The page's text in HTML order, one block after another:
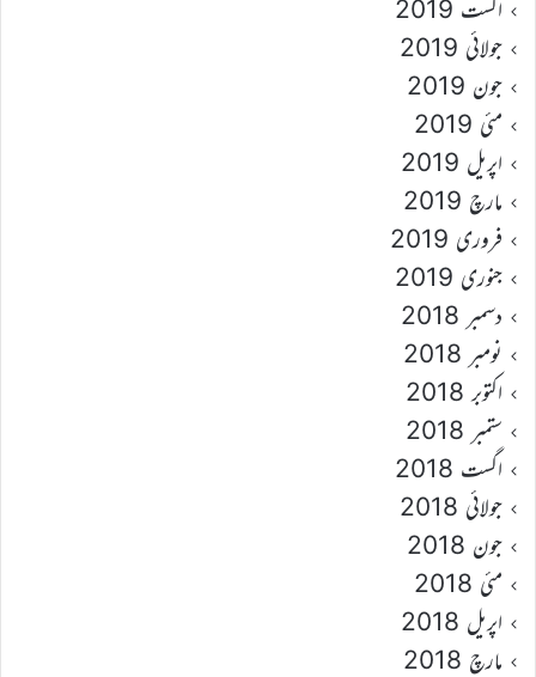
اگست 2019
جولائی 2019
جون 2019
مئی 2019
اپریل 2019
مارچ 2019
فروری 2019
جنوری 2019
دسمبر 2018
نومبر 2018
اکتوبر 2018
ستمبر 2018
اگست 2018
جولائی 2018
جون 2018
مئی 2018
اپریل 2018
مارچ 2018